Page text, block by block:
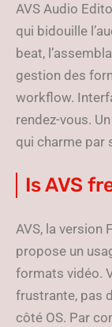
AVS Audio
qui bidouille
beat,
gestion des
workflow.
rendez-vous.
qui charme par
Is AVS
AVS, la version
propose un
formats vidéo.
frustrante, pas
côté OS. Par